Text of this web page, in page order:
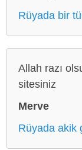
Rüyada bir
Allah razı
sitesiniz
Merve
Rüyada akik